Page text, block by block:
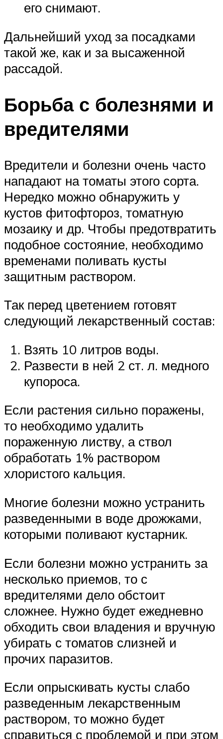
его снимают.
Дальнейший уход за посадками
такой же, как и за высаженной
рассадой.
Борьба с болезнями и
вредителями
Вредители и болезни очень часто
нападают на томаты этого сорта.
Нередко можно обнаружить у
кустов фитофтороз, томатную
мозаику и др. Чтобы предотвратить
подобное состояние, необходимо
временами поливать кусты
защитным раствором.
Так перед цветением готовят
следующий лекарственный состав:
Взять 10 литров воды.
Развести в ней 2 ст. л. медного
купороса.
Если растения сильно поражены,
то необходимо удалить
пораженную листву, а ствол
обработать 1% раствором
хлористого кальция.
Многие болезни можно устранить
разведенными в воде дрожжами,
которыми поливают кустарник.
Если болезни можно устранить за
несколько приемов, то с
вредителями дело обстоит
сложнее. Нужно будет ежедневно
обходить свои владения и вручную
убирать с томатов слизней и
прочих паразитов.
Если опрыскивать кусты слабо
разведенным лекарственным
раствором, то можно будет
справиться с проблемой и при этом